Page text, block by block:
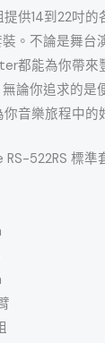
供14到22吋的
。不論是舞台
都能為你帶來
論你追求的是
音樂旅程中的
522RS 標準